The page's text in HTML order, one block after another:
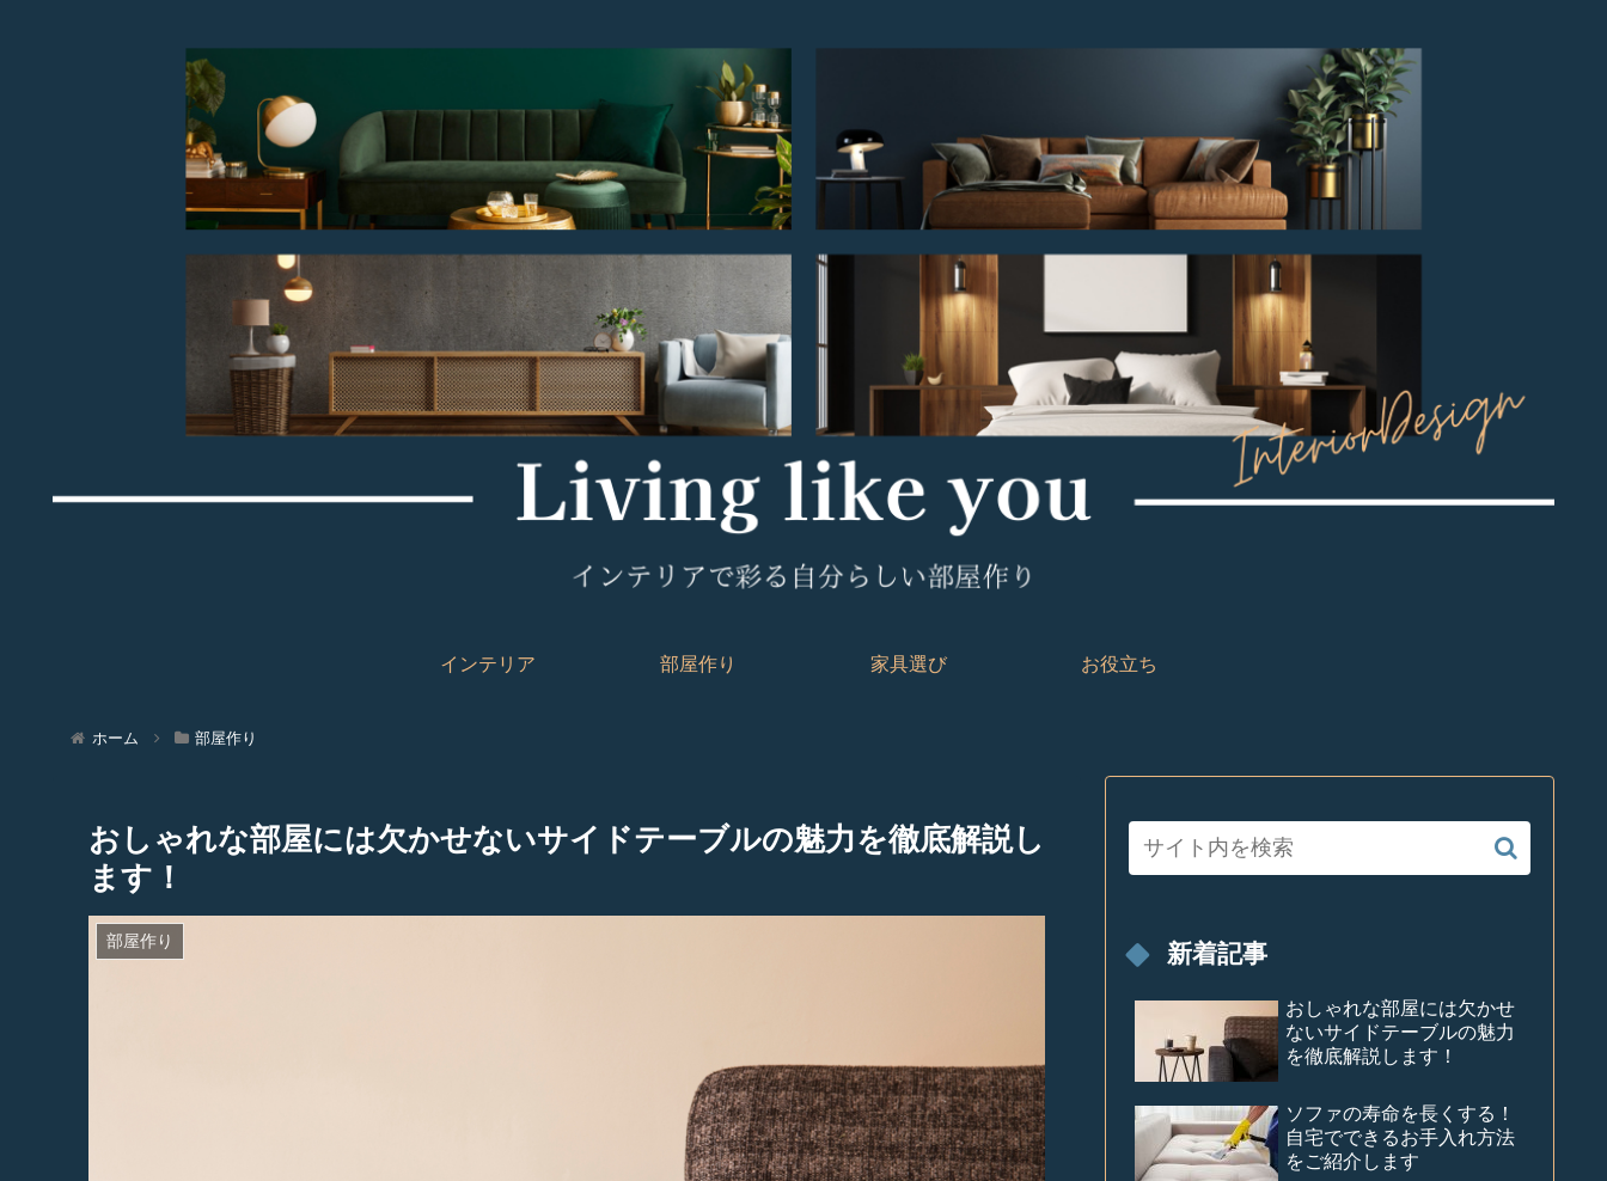
インテリア 部屋作り 家具選び お役立ち
ホーム 部屋作り
おしゃれな部屋には欠かせないサイドテーブルの魅力を徹底解説し
ます！
部屋作り 新着記事
おしゃれな部屋には欠かせ
ないサイドテーブルの魅力
を徹底解説します！
ソファの寿命を長くする！
自宅でできるお手入れ方法
をご紹介します